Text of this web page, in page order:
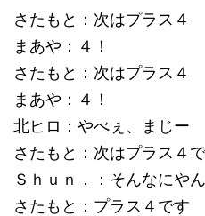
さたもと：次はプラス４
まあや：４！
さたもと：次はプラス４
まあや：４！
北ヒロ：やべぇ、まじー
さたもと：次はプラス４
Ｓｈｕｎ．：そんなにや
さたもと：プラス４です